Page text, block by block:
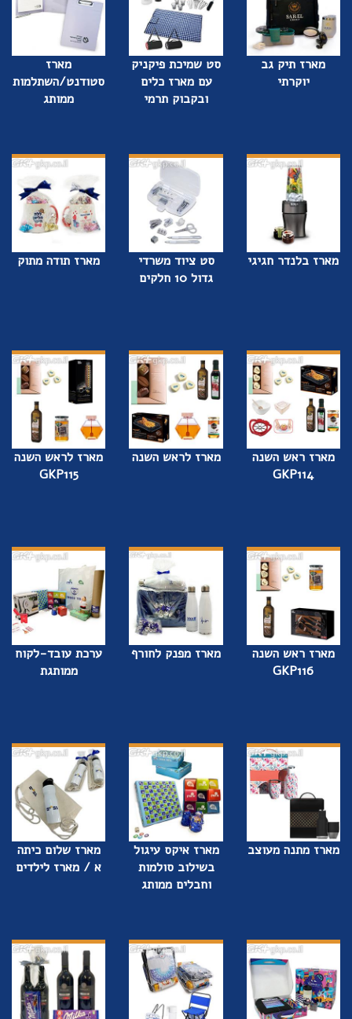
מארז תיק גב
יוקרתי
סט שמיכת פיקניק
עם מארז כלים
ובקבוק תרמי
מארז
סטודנט/השתלמות
ממותג
מארז בלנדר חגיגי
סט ציוד משרדי
גדול 10 חלקים
מארז תודה מתוק
מארז ראש השנה
GKP114
מארז לראש השנה
מארז לראש השנה
GKP115
מארז ראש השנה
GKP116
מארז מפנק לחורף
ערכת עובד-לקוח
ממותגת
מארז מתנה מעוצב
מארז איקס עיגול
בשילוב סולמות
וחבלים ממותג
מארז שלום כיתה
א / מארז לילדים